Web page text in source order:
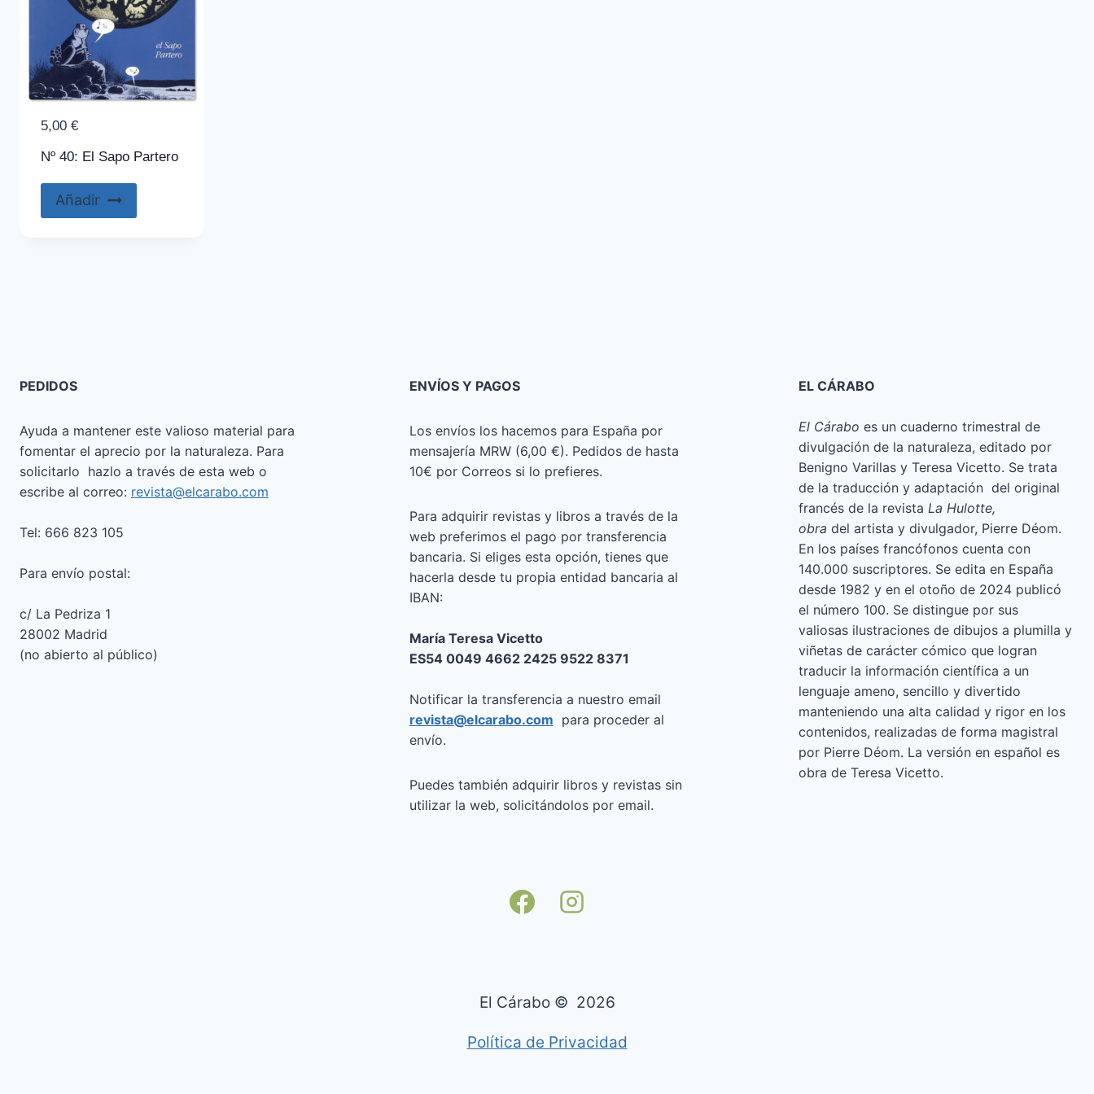
Nº 40: El Sapo Partero
5,00 €
Añadir
PEDIDOS
Ayuda a mantener este valioso material para
fomentar el aprecio por la naturaleza. Para
solicitarlo hazlo a través de esta web o
escribe al correo: revista@elcarabo.com
Tel: 666 823 105
Para envío postal:
c/ La Pedriza 1
28002 Madrid
(no abierto al público)
ENVÍOS Y PAGOS
Los envíos los hacemos para España por
mensajería MRW (6,00 €). Pedidos de hasta
10€ por Correos si lo prefieres.
Para adquirir revistas y libros a través de la
web preferimos el pago por transferencia
bancaria. Si eliges esta opción, tienes que
hacerla desde tu propia entidad bancaria al
IBAN:
María Teresa Vicetto
ES54 0049 4662 2425 9522 8371
Notificar la transferencia a nuestro email
revista@elcarabo.com para proceder al
envío.
Puedes también adquirir libros y revistas sin
utilizar la web, solicitándolos por email.
EL CÁRABO
El Cárabo es un cuaderno trimestral de
divulgación de la naturaleza, editado por
Benigno Varillas y Teresa Vicetto. Se trata
de la traducción y adaptación del original
francés de la revista La Hulotte,
obradel artista y divulgador, Pierre Déom.
En los países francófonos cuenta con
140.000 suscriptores. Se edita en España
desde 1982 y en el otoño de 2024 publicó
el número 100. Se distingue por sus
valiosas ilustraciones de dibujos a plumilla y
viñetas de carácter cómico que logran
traducir la información científica a un
lenguaje ameno, sencillo y divertido
manteniendo una alta calidad y rigor en los
contenidos, realizadas de forma magistral
por Pierre Déom. La versión en español es
obra de Teresa Vicetto.
El Cárabo © 2026
Política de Privacidad